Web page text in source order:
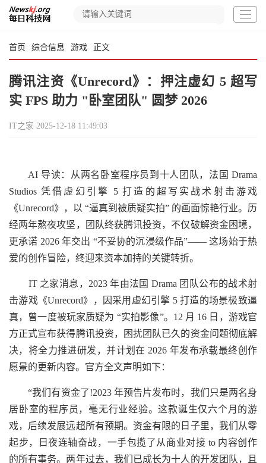
首页 综合信息 游戏 正文
腾讯注资《Unrecord》：押注虚幻 5 超写
实 FPS 助力 "卧室团队" 圆梦 2026
IT之家 2025-12-18 11:49:03
AI 导读：从两名卧室程序员到十人团队，法国 Drama
Studios 凭借虚幻引擎 5 打造的超写实战术射击游戏
《Unrecord》，以 “逼真到被质疑实拍” 的画面惊艳行业。历
经两年熬夜攻坚，团队终获腾讯投资，不仅破解资金困境，
更承诺 2026 年交出 “不妥协的沉浸级作品”—— 这场始于热
爱的创作冒险，终迎来资本加持的关键转折。
IT 之家消息，2023 年由法国 Drama 团队公布的战术射
击游戏《Unrecord》，因采用虚幻引擎 5 打造的场景极致逼
真，曾一度被玩家质疑为 “实拍影像”。12 月 16 日，游戏官
方正式宣布获得腾讯投资，困扰团队已久的资金问题彻底解
决，将全力推进研发，并计划在 2026 年发布承载最终创作
愿景的更新内容。官方全文声明如下：
“我们有资金了!2023 年预告片发布时，我们只是两名身
居卧室的程序员，毫无行业经验。这款诞生仅六个月的游
戏，后续发展远超所有预期。资金有限的日子里，我们从零
起步，日夜连轴奋战，一手包揽了从商业对接 to 内容创作
的所有事务。两年过去，我们已成长为十人的开发团队，且